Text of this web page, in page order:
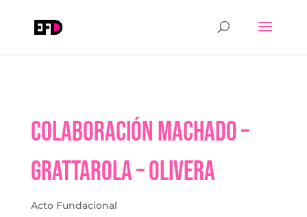
Colaboración Machado –
Grattarola – Olivera
Acto Fundacional